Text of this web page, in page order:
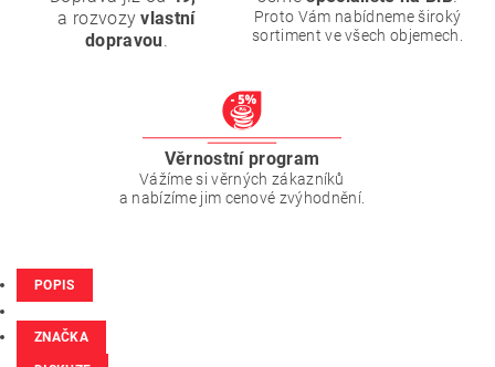
a rozvozyvlastní
dopravou.
Proto Vám nabídneme široký
sortiment ve všech objemech.
Věrnostní program
Vážíme si věrných zákazníků
a nabízíme jim cenové zvýhodnění.
POPIS
ZNAČKA